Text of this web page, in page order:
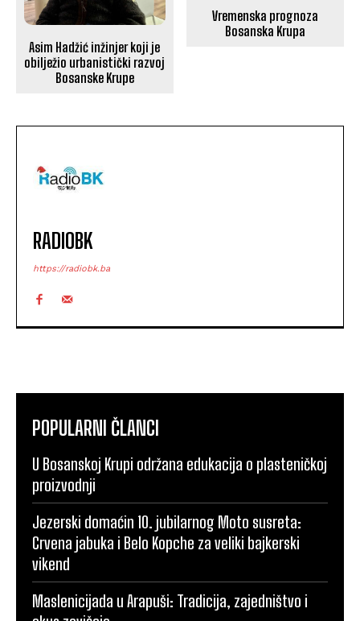
Asim Hadžić inžinjer koji je
obilježio urbanistički razvoj
Bosanske Krupe
Vremenska prognoza
Bosanska Krupa
RADIOBK
https://radiobk.ba
POPULARNI ČLANCI
U Bosanskoj Krupi održana edukacija o plasteničkoj
proizvodnji
Jezerski domaćin 10. jubilarnog Moto susreta:
Crvena jabuka i Belo Kopche za veliki bajkerski
vikend
Maslenicijada u Arapuši: Tradicija, zajedništvo i